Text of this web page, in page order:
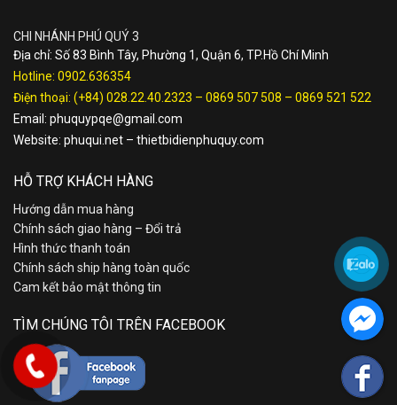
CHI NHÁNH PHÚ QUÝ 3
Địa chỉ: Số 83 Bình Tây, Phường 1, Quận 6, TP.Hồ Chí Minh
Hotline: 0902.636354
Điện thoại: (+84) 028.22.40.2323 – 0869 507 508 – 0869 521 522
Email: phuquypqe@gmail.com
Website: phuqui.net – thietbidienphuquy.com
HỖ TRỢ KHÁCH HÀNG
Hướng dẫn mua hàng
Chính sách giao hàng – Đổi trả
Hình thức thanh toán
Chính sách ship hàng toàn quốc
Cam kết bảo mật thông tin
TÌM CHÚNG TÔI TRÊN FACEBOOK